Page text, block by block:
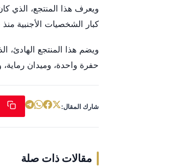
ويعرف هذا المنتجع، الذي
كبار الشخصيات الأجنبية
حفرة واحدة، وميدان
شارك المقال:
مقالات ذات صلة